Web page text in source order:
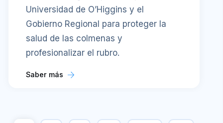
Universidad de O’Higgins y el
Gobierno Regional para proteger la
salud de las colmenas y
profesionalizar el rubro.
Saber más